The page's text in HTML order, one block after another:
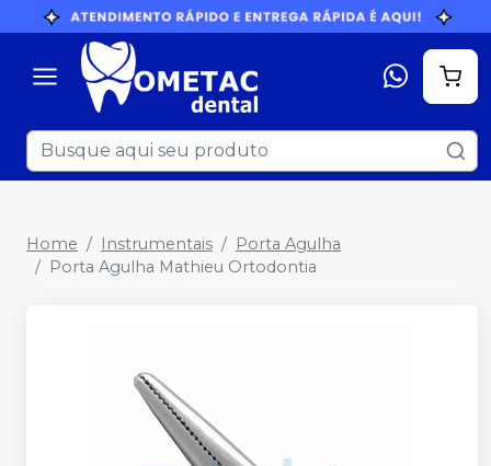
Home Instrumentais
Porta Agulha
Porta Agulha Mathieu Ortodontia